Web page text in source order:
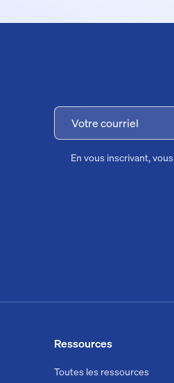
En vous inscrivant,
Ressources
Toutes les ressources